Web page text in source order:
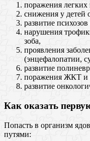
поражения легких
снижения у детей
развитие
нарушения
зоба,
проявления
(энцефалопатии,
развитие
поражения ЖКТ и
развитие
Как оказать
Попасть в организм
путями: